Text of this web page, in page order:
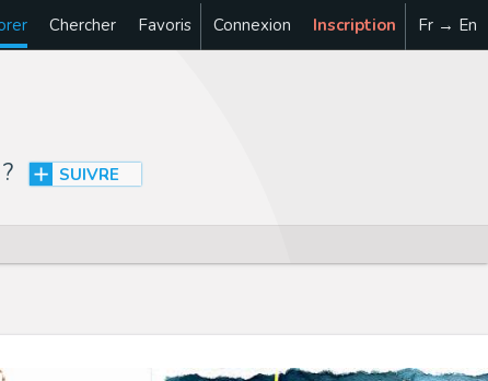
Chercher Favoris Connexion Inscription Fr → En
? SUIVRE